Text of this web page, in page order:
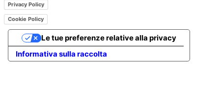
Privacy Policy
Cookie Policy
Informativa sulla raccolta
Le tue preferenze relative alla privacy